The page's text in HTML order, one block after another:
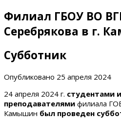
Филиал ГБОУ ВО
Серебрякова в г.
Субботник
Опубликовано 25 апреля 2024
24 апреля 2024 г. студентами и
преподавателями филиала
Камышин был проведен